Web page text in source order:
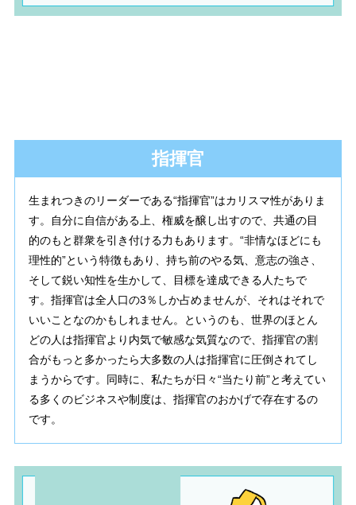
指揮官
生まれつきのリーダーである“指揮官”はカリスマ性がありま
す。自分に自信がある上、権威を醸し出すので、共通の目
的のもと群衆を引き付ける力もあります。“非情なほどにも
理性的”という特徴もあり、持ち前のやる気、意志の強さ、
そして鋭い知性を生かして、目標を達成できる人たちで
す。指揮官は全人口の3％しか占めませんが、それはそれで
いいことなのかもしれません。というのも、世界のほとん
どの人は指揮官より内気で敏感な気質なので、指揮官の割
合がもっと多かったら大多数の人は指揮官に圧倒されてし
まうからです。同時に、私たちが日々“当たり前”と考えてい
る多くのビジネスや制度は、指揮官のおかげで存在するの
です。